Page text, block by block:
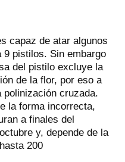
capaz de atar algunos
pistilos. Sin embargo
del pistilo excluye la
de la flor, por eso a
cruzada.
la forma incorrecta,
a finales del
y, depende de la
200